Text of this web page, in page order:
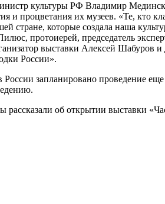
культуры РФ Владимир
и процветания их музеев. «Те, кто
стране, которые создала наша
протоиерей, председатель
выставки Алексей
России».
запланировано проведение
рассказали об открытии выставки